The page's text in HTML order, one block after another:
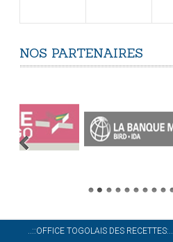
NOS PARTENAIRES
..::OFFICE TOGOLAIS DES RECETTES:..